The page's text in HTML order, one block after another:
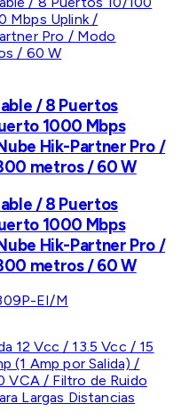
/ 8 Puertos
1000 Mbps
Hik-Partner Pro /
metros / 60 W
/ 8 Puertos
1000 Mbps
Hik-Partner Pro /
metros / 60 W
EI/M